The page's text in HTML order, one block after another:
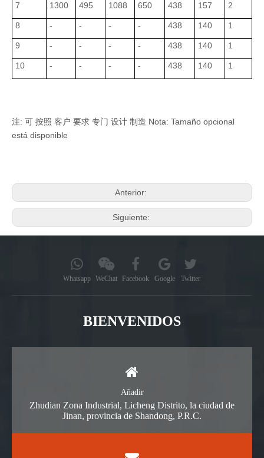
7 1300 495 1088 650 438 157 2
8 - - - - 438 140 1
9 - - - - 438 140 1
10 - - - - 438 140 1
注: 可 按照 客户 要求 专门 设计 制造 Nota: Tamaño opcional
está disponible
Anterior:
Siguiente:
Whatsapp WeChat Facebook Google Twitter
BIENVENIDOS
Añadir
Zhudian Zona Industrial, Licheng Distrito, la ciudad de
Jinan, provincia de Shandong, P.R.C.